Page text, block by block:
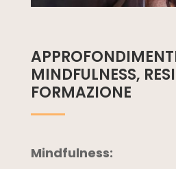
MINDFULNESS,
FORMAZIONE
Mindfulness: